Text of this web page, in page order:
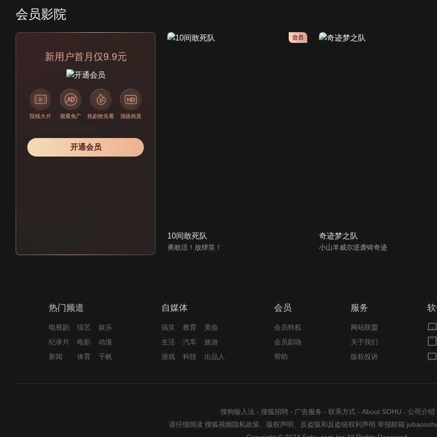
会员影院
新用户首月仅9.9元
院线大片 观看免广 热剧抢先看 顶级画质
开通会员
会员
10间敢死队
勇敢活！放肆笑！
奇迹梦之队
小山羊威尔逆袭铸奇迹
热门频道
电视剧 综艺
娱乐
纪录片
电影
动漫
新闻
体育 千帆
自媒体
搞笑 教育
美妆
生活
汽车
旅游
游戏
科技 出品人
会员
会员特权
会员剧场
帮助
服务
网站联盟
关于我们
版权投诉
搜狗输入法 - 搜狐招聘 - 广告服务 - 联系方式 - About SOHU - 公司介绍
请仔细阅读 搜狐视频隐私政策 版权声明 反盗版和反盗链权利声明 举报邮箱